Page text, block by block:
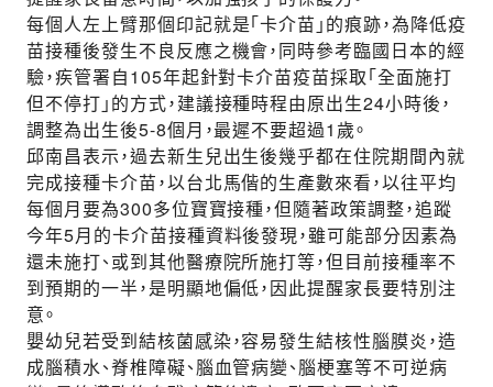
每個人左上臂那個印記就是「卡介苗」的痕跡，為降低疫
苗接種後發生不良反應之機會，同時參考臨國日本的經
驗，疾管署自105年起針對卡介苗疫苗採取「全面施打
但不停打」的方式，建議接種時程由原出生24小時後，
調整為出生後5-8個月，最遲不要超過1歲。
邱南昌表示，過去新生兒出生後幾乎都在住院期間內就
完成接種卡介苗，以台北馬偕的生產數來看，以往平均
每個月要為300多位寶寶接種，但隨著政策調整，追蹤
今年5月的卡介苗接種資料後發現，雖可能部分因素為
還未施打、或到其他醫療院所施打等，但目前接種率不
到預期的一半，是明顯地偏低，因此提醒家長要特別注
意。
嬰幼兒若受到結核菌感染，容易發生結核性腦膜炎，造
成腦積水、脊椎障礙、腦血管病變、腦梗塞等不可逆病